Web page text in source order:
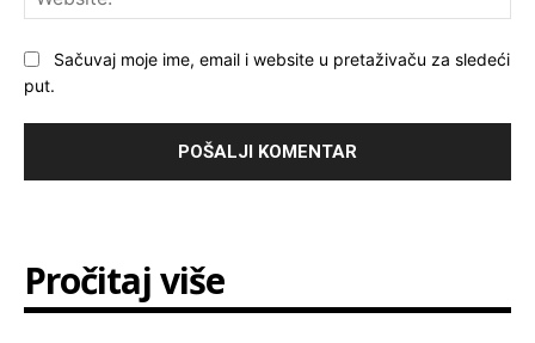
Sačuvaj moje ime, email i website u pretaživaču za sledeći
put.
Pročitaj više